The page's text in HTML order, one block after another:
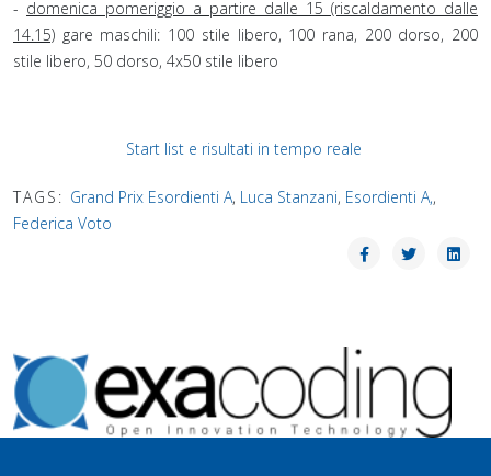
- domenica pomeriggio a partire dalle 15 (riscaldamento dalle
14.15) gare maschili: 100 stile libero, 100 rana, 200 dorso, 200
stile libero, 50 dorso, 4x50 stile libero
Start list e risultati in tempo reale
TAGS: Grand Prix Esordienti A, Luca Stanzani, Esordienti A,,
Federica Voto